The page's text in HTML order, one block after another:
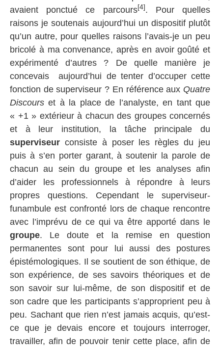
avaient ponctué ce parcours[4] . Pour quelles
raisons je soutenais aujourd’hui un dispositif plutôt
qu’un autre, pour quelles raisons l’avais-je un peu
bricolé à ma convenance, après en avoir goûté et
expérimenté d’autres ? De quelle manière je
concevais aujourd’hui de tenter d’occuper cette
fonction de superviseur ? En référence aux Quatre
Discourset à la place de l’analyste, en tant que
« +1 » extérieur à chacun des groupes concernés
et à leur institution, la tâche principale du
superviseur consiste à poser les règles du jeu
puis à s’en porter garant, à soutenir la parole de
chacun au sein du groupe et les analyses afin
d’aider les professionnels à répondre à leurs
propres questions. Cependant le superviseur-
funambule est confronté lors de chaque rencontre
avec l’imprévu de ce qui va être apporté dans le
groupe. Le doute et la remise en question
permanentes sont pour lui aussi des postures
épistémologiques. Il se soutient de son éthique, de
son expérience, de ses savoirs théoriques et de
son savoir sur lui-même, de son dispositif et de
son cadre que les participants s’approprient peu à
peu. Sachant que rien n’est jamais acquis, qu’est-
ce que je devais encore et toujours interroger,
travailler, afin de pouvoir tenir cette place, afin de